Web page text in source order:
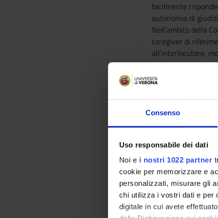
Consenso
Uso responsabile dei dati
Noi e i nostri 1022 partner
cookie per memorizzare e
personalizzati, misurare gli
chi utilizza i vostri dati e per
digitale in cui avete
facilmente
autonomia di
Nell’ambito della
caregiver di
all’interlocutore,
comunicazione.
informazioni
quando descrive
e collaborative con
didattici richiesti.
raccoglie e
supervisione
descrivere, dopo
giudizio nello
Dopo aver
gli strumenti scelti.
restrizioni alla
clinico-funzionale